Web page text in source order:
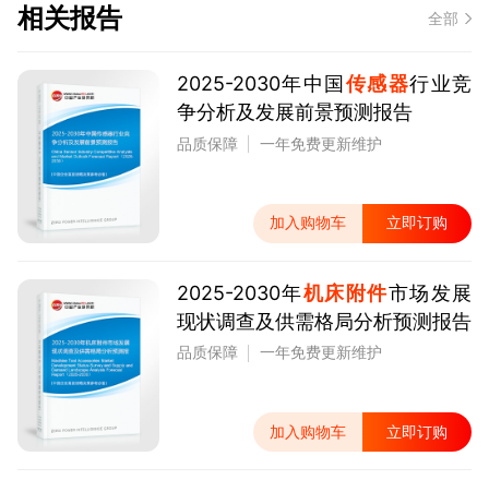
相关报告 全部
2025-2030年中国 传感器行业竞
争分析及发展前景预测报告
品质保障 一年免费更新维护
加入购物车 立即订购
2025-2030年机床附件市场发展
现状调查及供需格局分析预测报告
品质保障 一年免费更新维护
加入购物车 立即订购